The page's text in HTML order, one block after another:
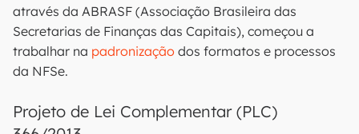
através da ABRASF (Associação Brasileira das
Secretarias de Finanças das Capitais), começou a
trabalhar na padronização dos formatos e processos
da NFSe.
Projeto de Lei Complementar (PLC)